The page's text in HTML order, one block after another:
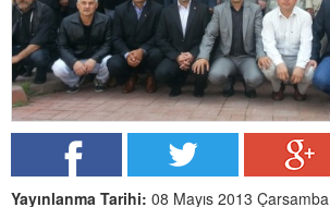
Yayınlanma Tarihi: 08 Mayıs 2013 Çarsamba